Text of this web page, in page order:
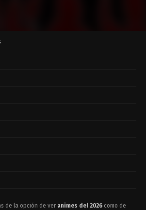
de la opción de ver animes del 2026 como de